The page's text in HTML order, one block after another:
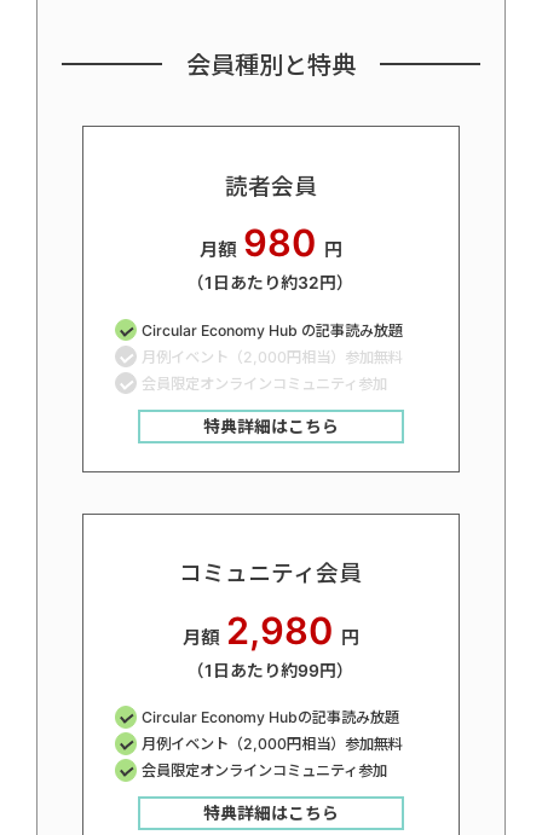
会員種別と特典
読者会員
月額 980 円
（1日あたり約32円）
Circular Economy Hub の記事読み放題
月例イベント（2,000円相当）参加無料
会員限定オンラインコミュニティ参加
特典詳細はこちら
コミュニティ会員
月額 2,980 円
（1日あたり約99円）
Circular Economy Hubの記事読み放題
月例イベント（2,000円相当）参加無料
会員限定オンラインコミュニティ参加
特典詳細はこちら